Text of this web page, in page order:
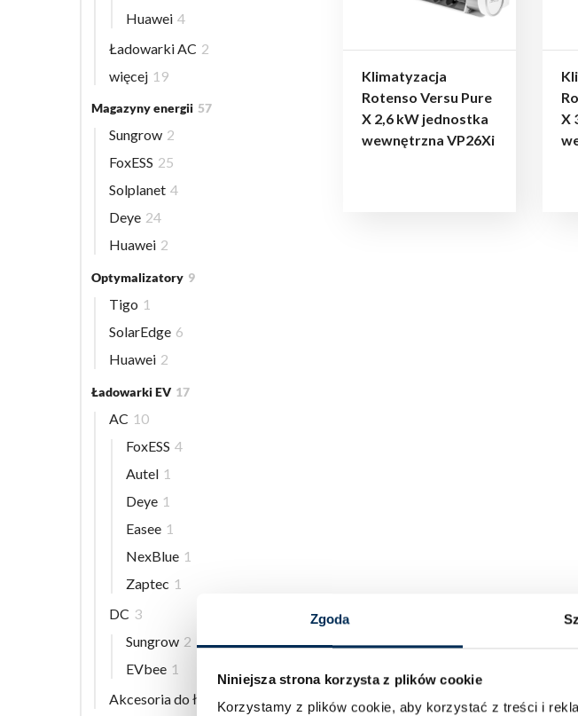
Zgoda
Niniejsza strona korzysta z plików cookie
Korzystamy z plików cookie, aby korzystać z treści i
Klimatyzacja
Rotenso Versu Pure
X 2,6 kW jednostka
wewnętrzna VP26Xi
X
Huawei 4
Ładowarki AC 2
więcej 19
Magazyny energii 57
Sungrow 2
FoxESS 25
Solplanet 4
Deye 24
Huawei 2
Optymalizatory 9
Tigo 1
SolarEdge 6
Huawei 2
Ładowarki EV 17
AC 10
FoxESS 4
Autel 1
Deye 1
Easee 1
NexBlue 1
Zaptec 1
DC 3
Sungrow 2
EVbee 1
Akcesoria do ładowarek EV